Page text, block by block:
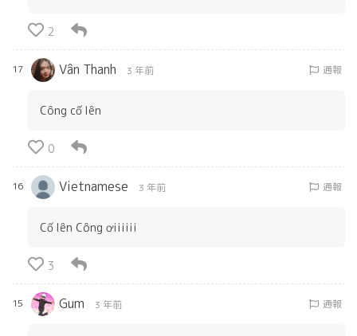
2
17 Vân Thanh 3 年前 通報
Công cố lên
0
16 Vietnamese 3 年前 通報
Cố lên Công ơiiiiii
3
15 Gum 3 年前 通報